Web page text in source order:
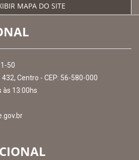
MAPA DO SITE
50
Centro - CEP: 56-580-000
às 13:00hs